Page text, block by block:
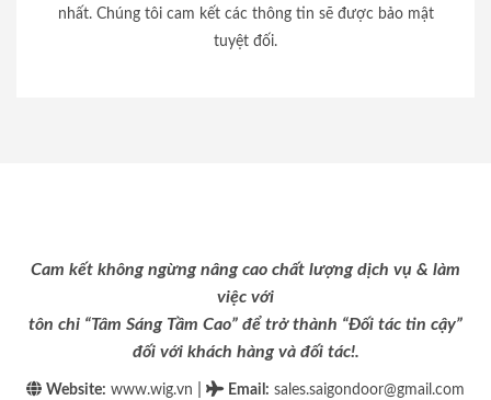
nhất. Chúng tôi cam kết các thông tin sẽ được bảo mật
tuyệt đối.
Cam kết không ngừng nâng cao chất lượng dịch vụ & làm
việc với
tôn chỉ “Tâm Sáng Tầm Cao” để trở thành “Đối tác tin cậy”
đối với khách hàng và đối tác!.
Website: www.wig.vn Email : sales.saigondoor@gmail.com